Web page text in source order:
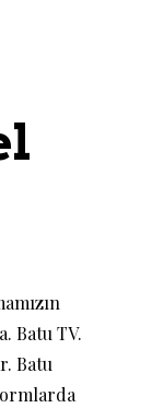
Batu TV.
Batu